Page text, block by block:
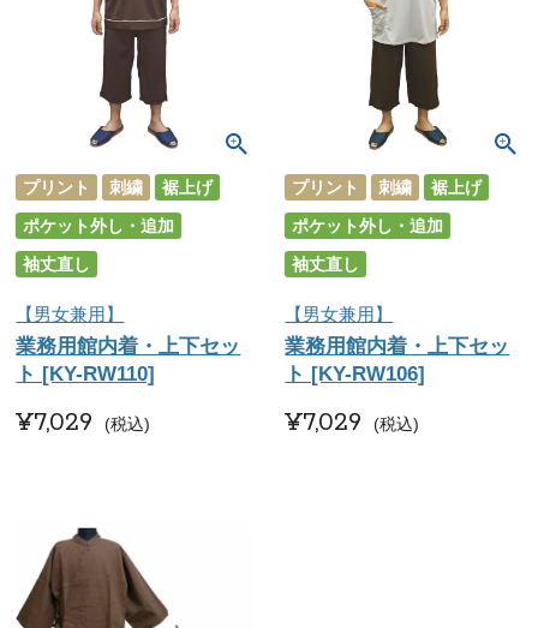
プリント 刺繍
裾上げ
ポケット外し・追加
袖丈直し
【男女兼用】
業務用館内着・上下セッ
ト [KY-RW110]
¥7,029 税込
プリント 刺繍
裾上げ
ポケット外し・追加
袖丈直し
【男女兼用】
業務用館内着・上下セッ
ト [KY-RW106]
¥7,029 税込